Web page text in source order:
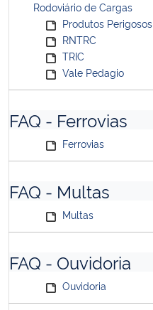
Rodoviário de Cargas
Produtos Perigosos
RNTRC
TRIC
Vale Pedagio
FAQ - Ferrovias
Ferrovias
FAQ - Multas
Multas
FAQ - Ouvidoria
Ouvidoria